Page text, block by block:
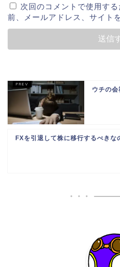
次回のコメントで使用す
前、メールアドレス、サイト
ウチの
FXを引退して株に移行するべきな